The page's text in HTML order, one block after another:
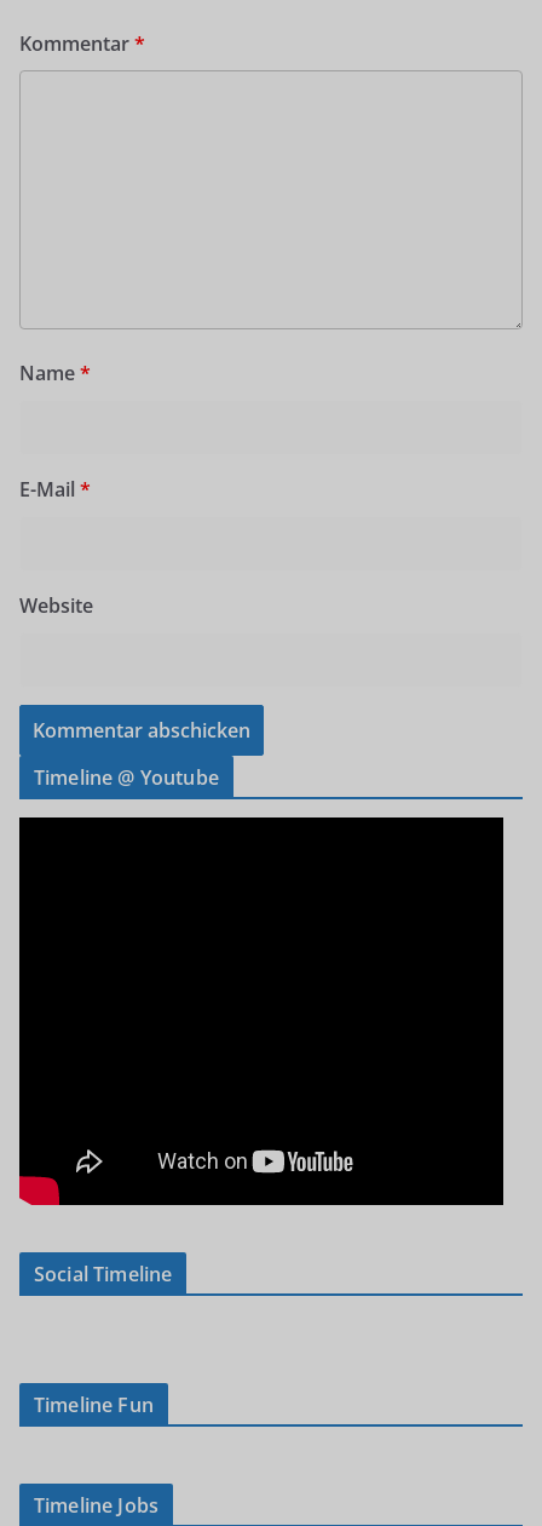
Kommentar*
Name*
E-Mail *
Website
Timeline @ Youtube
Social Timeline
Timeline Fun
Timeline Jobs